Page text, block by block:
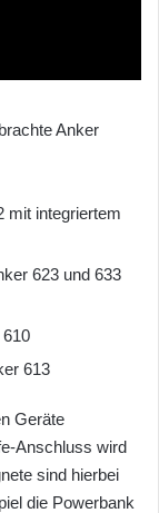
Anker
mit integriertem
623 und 633
613
Geräte
Anschluss wird
sind hierbei
die Powerbank